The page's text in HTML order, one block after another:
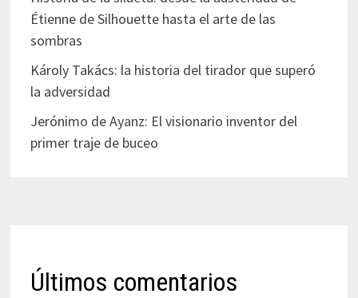
Étienne de Silhouette hasta el arte de las
sombras
Károly Takács: la historia del tirador que superó
la adversidad
Jerónimo de Ayanz: El visionario inventor del
primer traje de buceo
Últimos comentarios